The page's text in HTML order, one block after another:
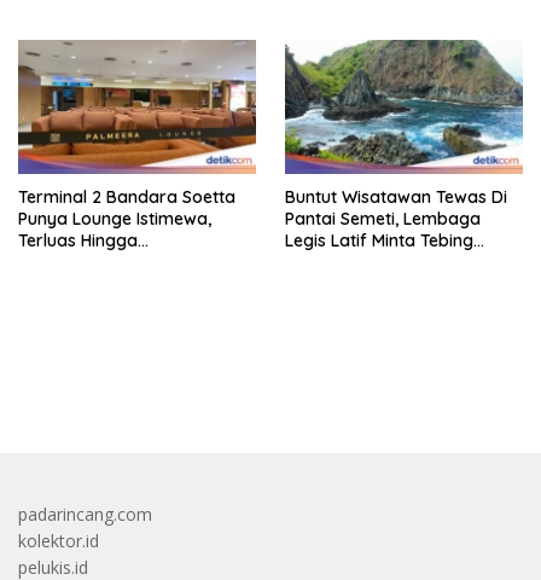
Terminal 2 Bandara Soetta
Punya Lounge Istimewa,
Terluas Hingga
Buntut Wisatawan Tewas Di
Pantai Semeti, Lembaga
Legis Latif Minta Tebing
padarincang.com
kolektor.id
pelukis.id